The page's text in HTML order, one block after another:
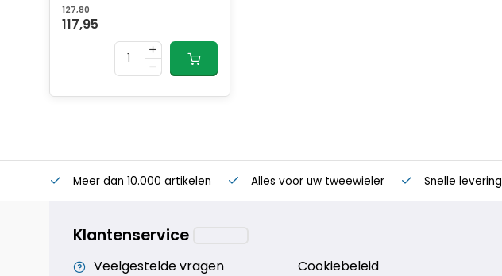
127,80
117,95
Meer dan 10.000 artikelen Alles voor uw tweewieler Snelle levering
Klantenservice
Veelgestelde vragen
Cookiebeleid